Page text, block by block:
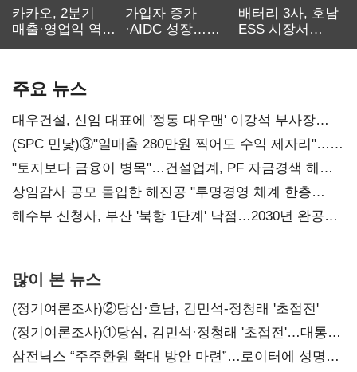
카카오, 2분기
매출·영업익 역대
가입자 증가
·AIDC 성장…
배터리 3사, 호남
ESS 시장서
주요 뉴스
대우건설, 신임 대표에 '정통 대우맨' 이강석 부사장
내정
(SPC 민낯)③"일매출 280만원 찍어도 수익 제자리"…
점주 울리는 '상시 할인'
"토지보다 금융이 병목"…건설업계, PF 자금경색 해소
목소리
상임감사 공모 돌입한 해진공 "투명경영 체계 한층
강화"
해수부 신청사, 부산 '북항 1단계' 낙점…2030년 완공
많이 본 뉴스
(정기여론조사)②당심·호남, 김민석-정청래 '초접전'
(정기여론조사)①당심, 김민석·정청래 '초접전'…대통령
지지도 '50% 아래로'(종합)
삼전닉스 “주주환원 확대 방안 마련”…로이터에 성명